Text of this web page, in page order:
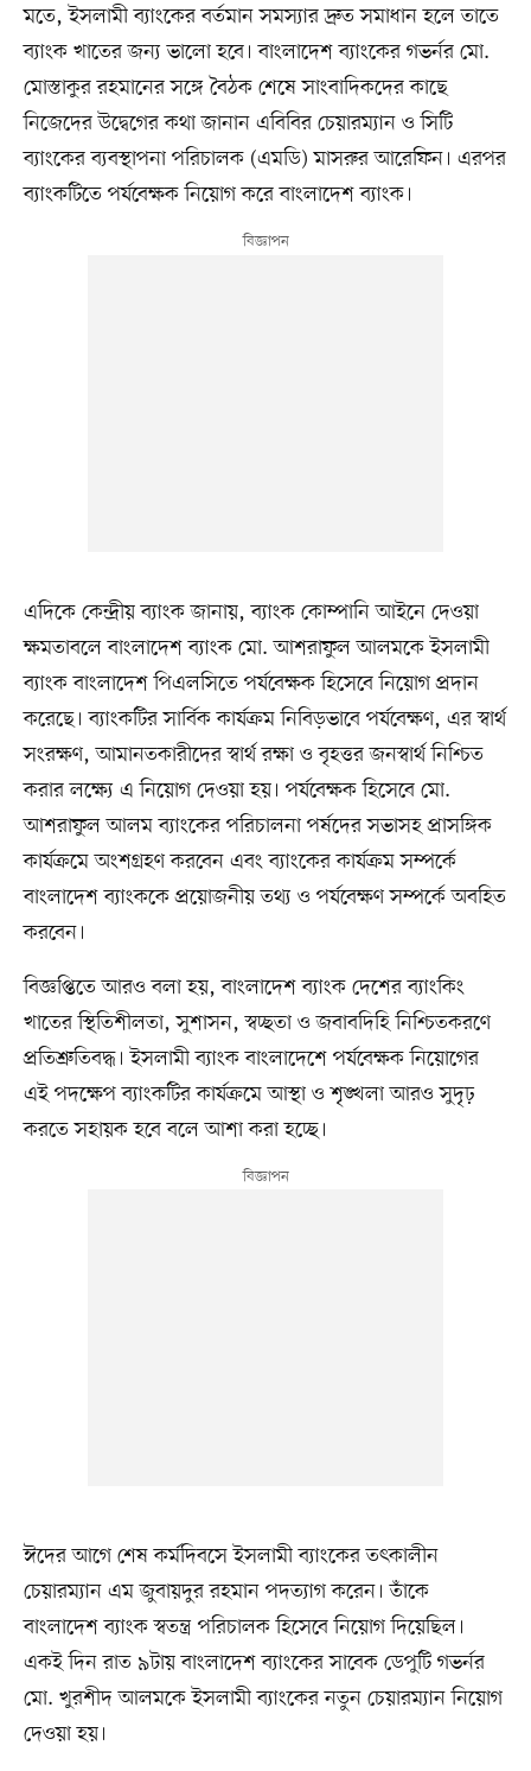
মতে, ইসলামী ব্যাংকের বর্তমান সমস্যার দ্রুত সমাধান হলে তাতে
ব্যাংক খাতের জন্য ভালো হবে। বাংলাদেশ ব্যাংকের গভর্নর মো.
মোস্তাকুর রহমানের সঙ্গে বৈঠক শেষে সাংবাদিকদের কাছে
নিজেদের উদ্বেগের কথা জানান এবিবির চেয়ারম্যান ও সিটি
ব্যাংকের ব্যবস্থাপনা পরিচালক (এমডি) মাসরুর আরেফিন। এরপর
ব্যাংকটিতে পর্যবেক্ষক নিয়োগ করে বাংলাদেশ ব্যাংক।
এদিকে কেন্দ্রীয় ব্যাংক জানায়, ব্যাংক কোম্পানি আইনে দেওয়া
ক্ষমতাবলে বাংলাদেশ ব্যাংক মো. আশরাফুল আলমকে ইসলামী
ব্যাংক বাংলাদেশ পিএলসিতে পর্যবেক্ষক হিসেবে নিয়োগ প্রদান
করেছে। ব্যাংকটির সার্বিক কার্যক্রম নিবিড়ভাবে পর্যবেক্ষণ, এর স্বার্থ
সংরক্ষণ, আমানতকারীদের স্বার্থ রক্ষা ও বৃহত্তর জনস্বার্থ নিশ্চিত
করার লক্ষ্যে এ নিয়োগ দেওয়া হয়। পর্যবেক্ষক হিসেবে মো.
আশরাফুল আলম ব্যাংকের পরিচালনা পর্ষদের সভাসহ প্রাসঙ্গিক
কার্যক্রমে অংশগ্রহণ করবেন এবং ব্যাংকের কার্যক্রম সম্পর্কে
বাংলাদেশ ব্যাংককে প্রয়োজনীয় তথ্য ও পর্যবেক্ষণ সম্পর্কে অবহিত
করবেন।
বিজ্ঞপ্তিতে আরও বলা হয়, বাংলাদেশ ব্যাংক দেশের ব্যাংকিং
খাতের স্থিতিশীলতা, সুশাসন, স্বচ্ছতা ও জবাবদিহি নিশ্চিতকরণে
প্রতিশ্রুতিবদ্ধ। ইসলামী ব্যাংক বাংলাদেশে পর্যবেক্ষক নিয়োগের
এই পদক্ষেপ ব্যাংকটির কার্যক্রমে আস্থা ও শৃঙ্খলা আরও সুদৃঢ়
করতে সহায়ক হবে বলে আশা করা হচ্ছে।
ঈদের আগে শেষ কর্মদিবসে ইসলামী ব্যাংকের তৎকালীন
চেয়ারম্যান এম জুবায়দুর রহমান পদত্যাগ করেন। তাঁকে
বাংলাদেশ ব্যাংক স্বতন্ত্র পরিচালক হিসেবে নিয়োগ দিয়েছিল।
একই দিন রাত ৯টায় বাংলাদেশ ব্যাংকের সাবেক ডেপুটি গভর্নর
মো. খুরশীদ আলমকে ইসলামী ব্যাংকের নতুন চেয়ারম্যান নিয়োগ
দেওয়া হয়।